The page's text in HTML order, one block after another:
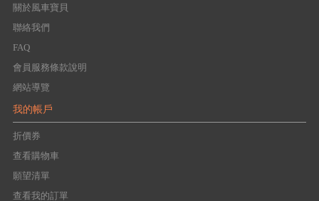
關於風車寶貝
聯絡我們
FAQ
會員服務條款說明
網站導覽
我的帳戶
折價券
查看購物車
願望清單
查看我的訂單